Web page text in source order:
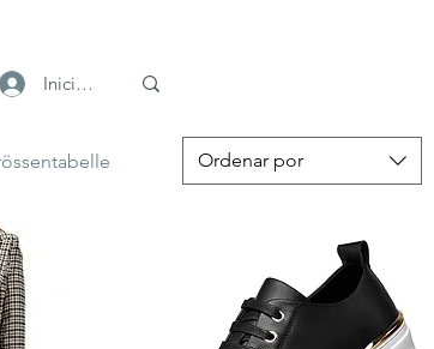
Iniciar sesión
Ordenar por